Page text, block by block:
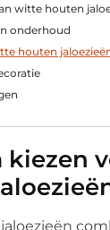
witte houten
onderhoud
houten
kiezen